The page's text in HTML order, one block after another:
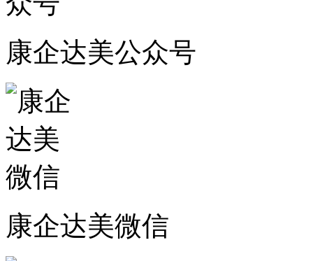
康企达美公众号
康企达美微信